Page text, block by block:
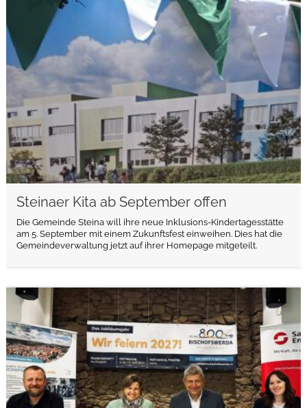
Steinaer Kita ab September offen
Die Gemeinde Steina will ihre neue Inklusions-Kindertagesstätte
am 5. September mit einem Zukunftsfest einweihen. Dies hat die
Gemeindeverwaltung jetzt auf ihrer Homepage mitgeteilt.
weiterlesen
weiterlesen